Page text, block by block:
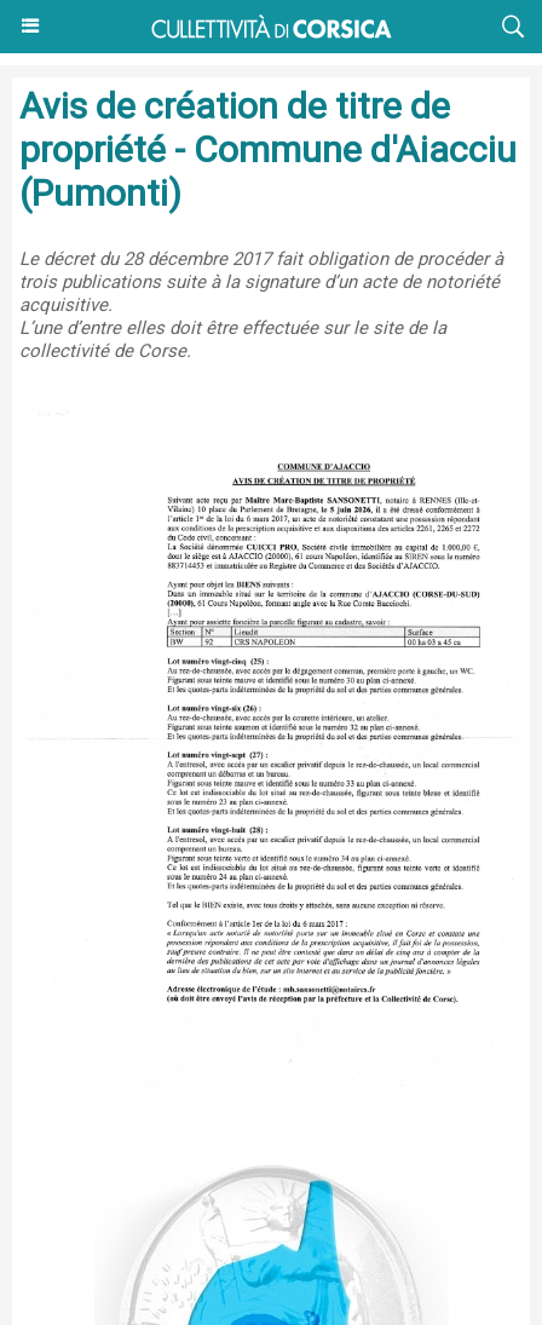
Avis de création de titre de
propriété - Commune d'Aiacciu
(Pumonti)
Le décret du 28 décembre 2017 fait obligation de procéder à
trois publications suite à la signature d’un acte de notoriété
acquisitive.
L’une d’entre elles doit être effectuée sur le site de la
collectivité de Corse.